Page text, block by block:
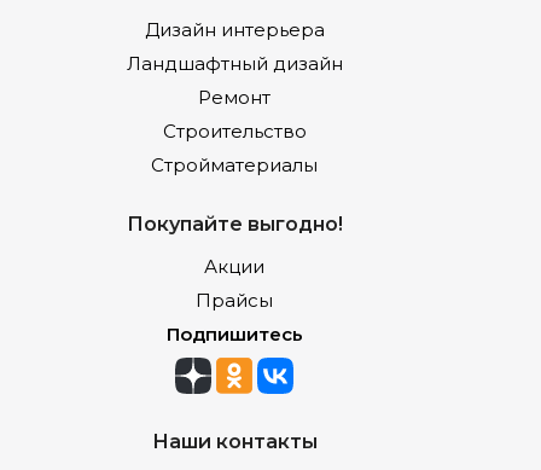
Дизайн интерьера
Ландшафтный дизайн
Ремонт
Строительство
Стройматериалы
Покупайте выгодно!
Акции
Прайсы
Подпишитесь
Наши контакты